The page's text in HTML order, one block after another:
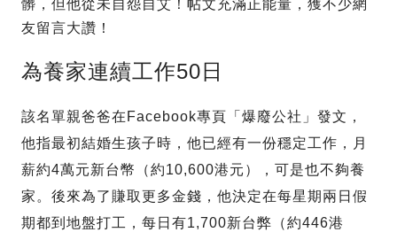
髒，但他從未自怨自艾！帖文充滿正能量，獲不少網
友留言大讚！
為養家連續工作50日
該名單親爸爸在Facebook專頁「爆廢公社」發文，
他指最初結婚生孩子時，他已經有一份穩定工作，月
薪約4萬元新台幣（約10,600港元），可是也不夠養
家。後來為了賺取更多金錢，他決定在每星期兩日假
期都到地盤打工，每日有1,700新台弊（約446港